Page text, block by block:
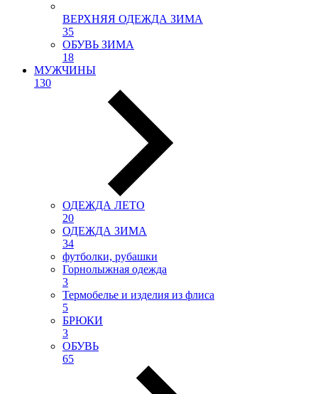
ВЕРХНЯЯ ОДЕЖДА ЗИМА
35
ОБУВЬ ЗИМА
18
МУЖЧИНЫ
130
ОДЕЖДА ЛЕТО
20
ОДЕЖДА ЗИМА
34
футболки, рубашки
Горнолыжная одежда
3
Термобелье и изделия из флиса
5
БРЮКИ
3
ОБУВЬ
65